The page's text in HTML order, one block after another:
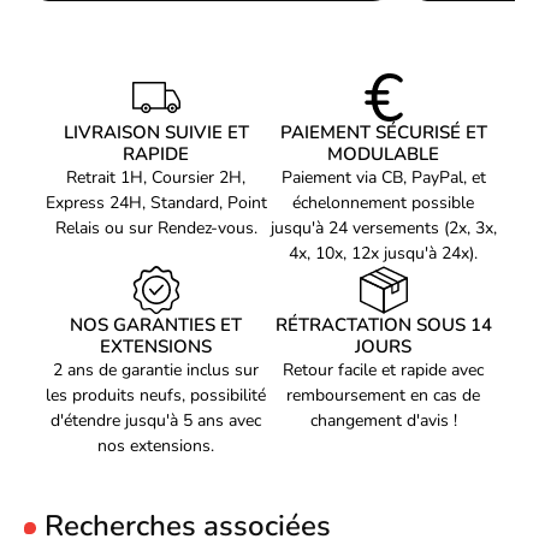
Technologie batterie
Durée de vie de la
12 mois
Configuration minimale
du système
système d'exploitation
Windows 10, Windows 11,
Windows 7, Windows 8
Prise en charge du
système d'exploitation
Mac
Mac OS X 10.8 Mountain Lion
Prise en charge du
système d'exploitation
Oui
Poids et dimensions
LIVRAISON SUIVIE ET
RAPIDE
Retrait 1H, Coursier 2H,
Express 24H, Standard, Point
Relais ou sur Rendez-vous.
PAIEMENT SÉCURISÉ ET
MODULABLE
Paiement via CB, PayPal, et
échelonnement possible
jusqu'à 24 versements (2x, 3x,
4x, 10x, 12x jusqu'à 24x).
NOS GARANTIES ET
EXTENSIONS
2 ans de garantie inclus sur
les produits neufs, possibilité
d'étendre jusqu'à 5 ans avec
nos extensions.
RÉTRACTATION SOUS 14
JOURS
Retour facile et rapide avec
remboursement en cas de
changement d'avis !
Recherches associées